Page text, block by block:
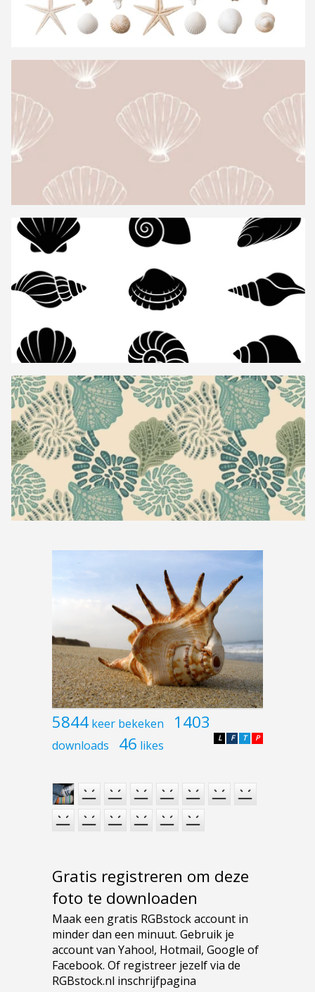
5844 keer bekeken 1403
downloads 46 likes P
T
F
L
Gratis registreren om deze
foto te downloaden